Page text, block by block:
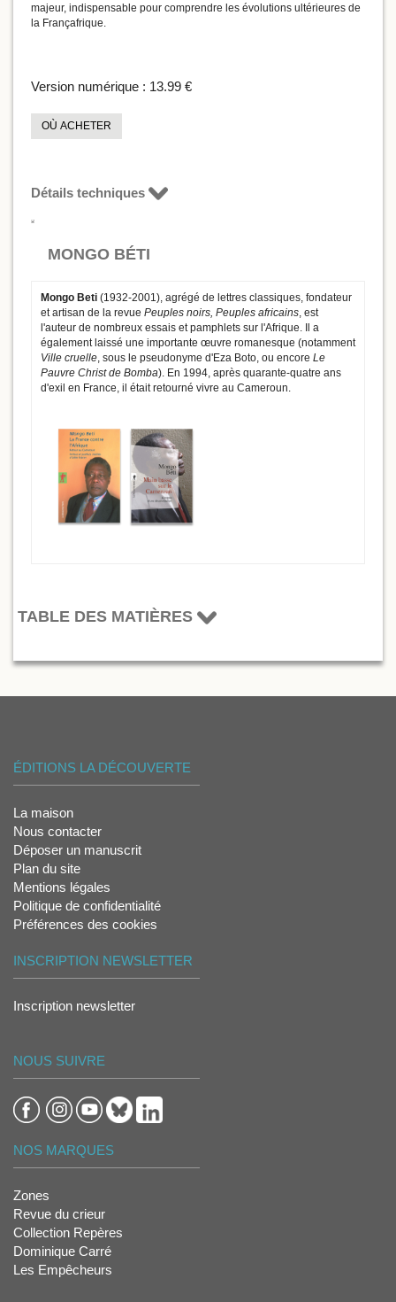
majeur, indispensable pour comprendre les évolutions ultérieures de
la Françafrique.
Version numérique : 13.99 €
OÙ ACHETER
Détails techniques
MONGO BÉTI
Mongo Beti (1932-2001), agrégé de lettres classiques, fondateur
et artisan de la revue Peuples noirs, Peuples africains , est
l'auteur de nombreux essais et pamphlets sur l'Afrique. Il a
également laissé une importante œuvre romanesque (notamment
Ville cruelle , sous le pseudonyme d'Eza Boto, ou encore Le
Pauvre Christ de Bomba). En 1994, après quarante-quatre ans
d'exil en France, il était retourné vivre au Cameroun.
TABLE DES MATIÈRES
ÉDITIONS LA DÉCOUVERTE
La maison
Nous contacter
Déposer un manuscrit
Plan du site
Mentions légales
Politique de confidentialité
Préférences des cookies
INSCRIPTION NEWSLETTER
Inscription newsletter
NOUS SUIVRE
NOS MARQUES
Zones
Revue du crieur
Collection Repères
Dominique Carré
Les Empêcheurs